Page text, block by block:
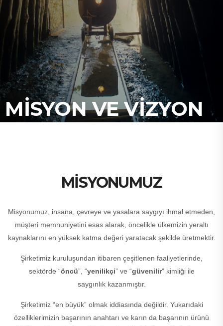
MISYON VE VIZYON
MİSYONUMUZ
Misyonumuz, insana, çevreye ve yasalara saygıyı ihmal etmeden,
müşteri memnuniyetini esas alarak, öncelikle ülkemizin yeraltı
kaynaklarını en yüksek katma değeri yaratacak şekilde üretmektir.
Şirketimiz kuruluşundan itibaren çeşitlenen faaliyetlerinde,
sektörde “öncü”, “yenilikçi” ve “güvenilir” kimliği ile
saygınlık kazanmıştır.
Şirketimiz “en büyük” olmak iddiasında değildir. Yukarıdaki
özelliklerimizin başarının anahtarı ve karın da başarının ürünü